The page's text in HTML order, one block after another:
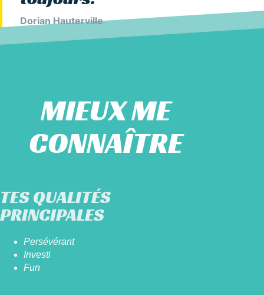
Dorian Hauterville
MIEUX ME
CONNAÎTRE
TES QUALITÉS
PRINCIPALES
Persévérant
Investi
Fun